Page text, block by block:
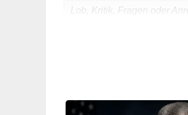
Lob, Kritik, Fragen oder
Einen Römertopf ausgiebig
Möglichkeit nicht schälen.